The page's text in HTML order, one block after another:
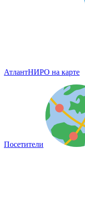
АтлантНИРО на карте
Посетители